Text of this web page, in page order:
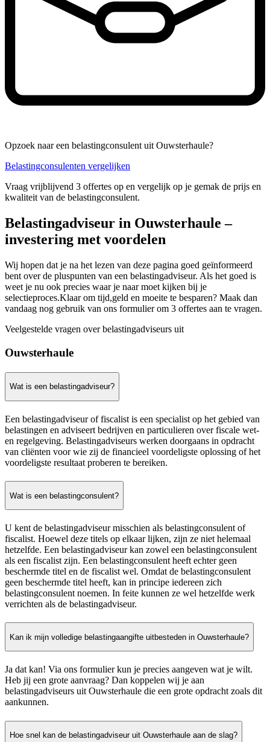
Opzoek naar een belastingconsulent uit Ouwsterhaule?
Belastingconsulenten vergelijken
Vraag vrijblijvend 3 offertes op en vergelijk op je gemak de prijs en
kwaliteit van de belastingconsulent.
Belastingadviseur in Ouwsterhaule –
investering met voordelen
Wij hopen dat je na het lezen van deze pagina goed geïnformeerd
bent over de pluspunten van een belastingadviseur. Als het goed is
weet je nu ook precies waar je naar moet kijken bij je
selectieproces.Klaar om tijd,geld en moeite te besparen? Maak dan
vandaag nog gebruik van ons formulier om 3 offertes aan te vragen.
Veelgestelde vragen over belastingadviseurs uit
Ouwsterhaule
Wat is een belastingadviseur?
Een belastingadviseur of fiscalist is een specialist op het gebied van
belastingen en adviseert bedrijven en particulieren over fiscale wet-
en regelgeving. Belastingadviseurs werken doorgaans in opdracht
van cliënten voor wie zij de financieel voordeligste oplossing of het
voordeligste resultaat proberen te bereiken.
Wat is een belastingconsulent?
U kent de belastingadviseur misschien als belastingconsulent of
fiscalist. Hoewel deze titels op elkaar lijken, zijn ze niet helemaal
hetzelfde. Een belastingadviseur kan zowel een belastingconsulent
als een fiscalist zijn. Een belastingconsulent heeft echter geen
beschermde titel en de fiscalist wel. Omdat de belastingconsulent
geen beschermde titel heeft, kan in principe iedereen zich
belastingconsulent noemen. In feite kunnen ze wel hetzelfde werk
verrichten als de belastingadviseur.
Kan ik mijn volledige belastingaangifte uitbesteden in Ouwsterhaule?
Ja dat kan! Via ons formulier kun je precies aangeven wat je wilt.
Heb jij een grote aanvraag? Dan koppelen wij je aan
belastingadviseurs uit Ouwsterhaule die een grote opdracht zoals dit
aankunnen.
Hoe snel kan de belastingadviseur uit Ouwsterhaule aan de slag?